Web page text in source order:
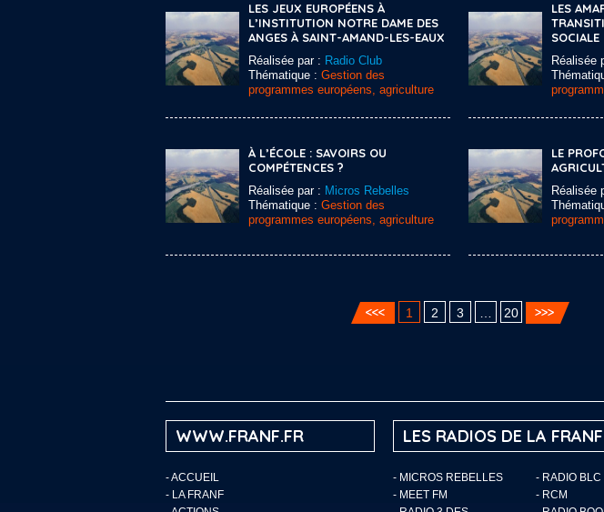
LES JEUX EUROPÉENS À
L’INSTITUTION NOTRE DAME DES
ANGES À SAINT-AMAND-LES-EAUX
Réalisée par : Radio Club
Thématique : Gestion des
programmes européens, agriculture
LES
SOCIALE
Réalisée
À L’ÉCOLE : SAVOIRS OU
COMPÉTENCES ?
Réalisée par : Micros Rebelles
Thématique : Gestion des
programmes européens, agriculture
LE
Réalisée
1 2 3 20
WWW.FRANF.FR
-ACCUEIL
- LA FRANF
LES RADIOS DE LA FRANF
- MICROS REBELLES
- RADIO BLC
- MEET FM
- RCM